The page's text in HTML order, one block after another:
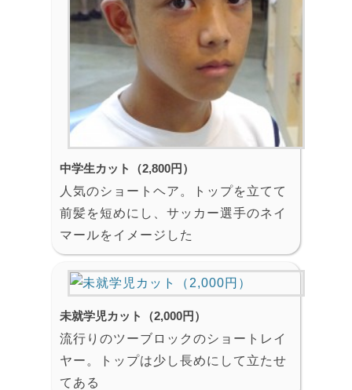
中学生カット（2,800円）
人気のショートヘア。トップを立てて
前髪を短めにし、サッカー選手のネイ
マールをイメージした
未就学児カット（2,000円）
流行りのツーブロックのショートレイ
ヤー。トップは少し長めにして立たせ
てある